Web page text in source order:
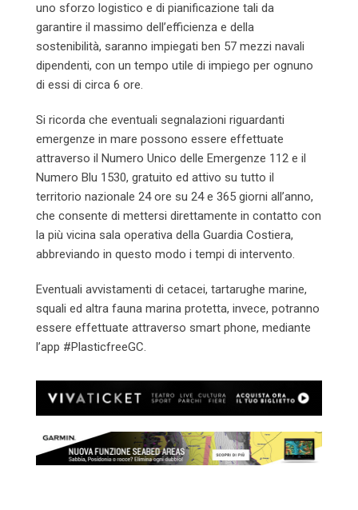
uno sforzo logistico e di pianificazione tali da
garantire il massimo dell’efficienza e della
sostenibilità, saranno impiegati ben 57 mezzi navali
dipendenti, con un tempo utile di impiego per ognuno
di essi di circa 6 ore.
Si ricorda che eventuali segnalazioni riguardanti
emergenze in mare possono essere effettuate
attraverso il Numero Unico delle Emergenze 112 e il
Numero Blu 1530, gratuito ed attivo su tutto il
territorio nazionale 24 ore su 24 e 365 giorni all’anno,
che consente di mettersi direttamente in contatto con
la più vicina sala operativa della Guardia Costiera,
abbreviando in questo modo i tempi di intervento.
Eventuali avvistamenti di cetacei, tartarughe marine,
squali ed altra fauna marina protetta, invece, potranno
essere effettuate attraverso smart phone, mediante
l’app #PlasticfreeGC.